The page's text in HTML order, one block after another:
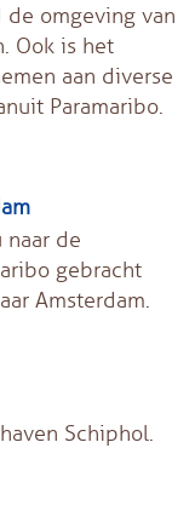
omgeving van
Ook is het
aan diverse
Paramaribo.
de
gebracht
Amsterdam.
Schiphol.